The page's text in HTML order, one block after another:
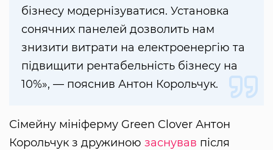
бізнесу модернізуватися. Установка
сонячних панелей дозволить нам
знизити витрати на електроенергію та
підвищити рентабельність бізнесу на
10%», — пояснив Антон Корольчук.
Сімейну мініферму Green Clover Антон
Корольчук з дружиною заснував після